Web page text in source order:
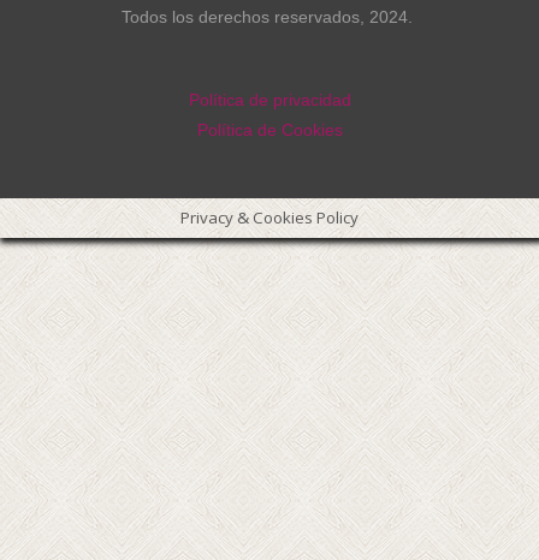
Todos los derechos reservados, 2024.
Política de privacidad
Política de Cookies
Privacy & Cookies Policy